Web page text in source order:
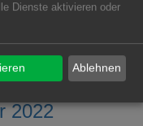
2022
Dienste aktivieren oder
Ablehnen